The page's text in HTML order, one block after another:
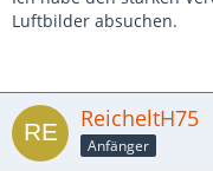
Luftbilder absuchen.
ReicheltH75
Anfänger